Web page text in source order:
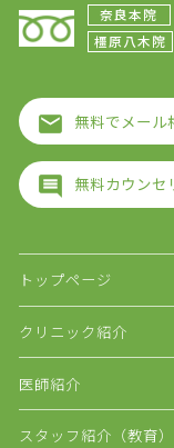
奈良本院
橿原八木院
無料でメール
無料カウンセ
トップページ
クリニック紹介
医師紹介
スタッフ紹介（教育）